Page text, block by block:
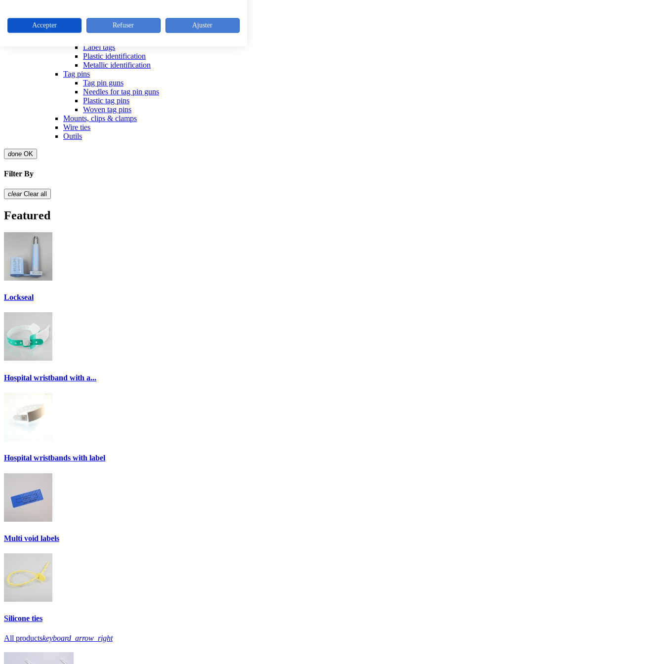
Outillage colliers metalliques
Releasible ties
Label tags
Plastic identification
Metallic identification
Tag pins
Tag pin guns
Needles for tag pin guns
Plastic tag pins
Woven tag pins
Mounts, clips & clamps
Wire ties
Outils
done OK
Filter By
clear Clear all
Featured
Lockseal
Hospital wristband with a...
Hospital wristbands with label
Multi void labels
Silicone ties
All productskeyboard_arrow_right
Accepter Refuser Ajuster